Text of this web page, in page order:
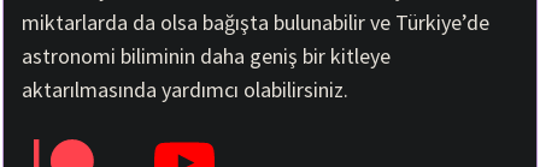
miktarlarda da olsa bağışta bulunabilir ve Türkiye’de
astronomi biliminin daha geniş bir kitleye
aktarılmasında yardımcı olabilirsiniz.